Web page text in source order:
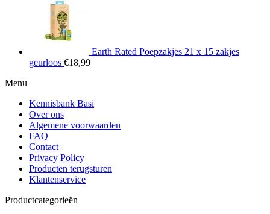
Earth Rated Poepzakjes 21 x 15 zakjes
geurloos €18,99
Menu
Kennisbank Basi
Over ons
Algemene voorwaarden
FAQ
Contact
Privacy Policy
Producten terugsturen
Klantenservice
Productcategorieën